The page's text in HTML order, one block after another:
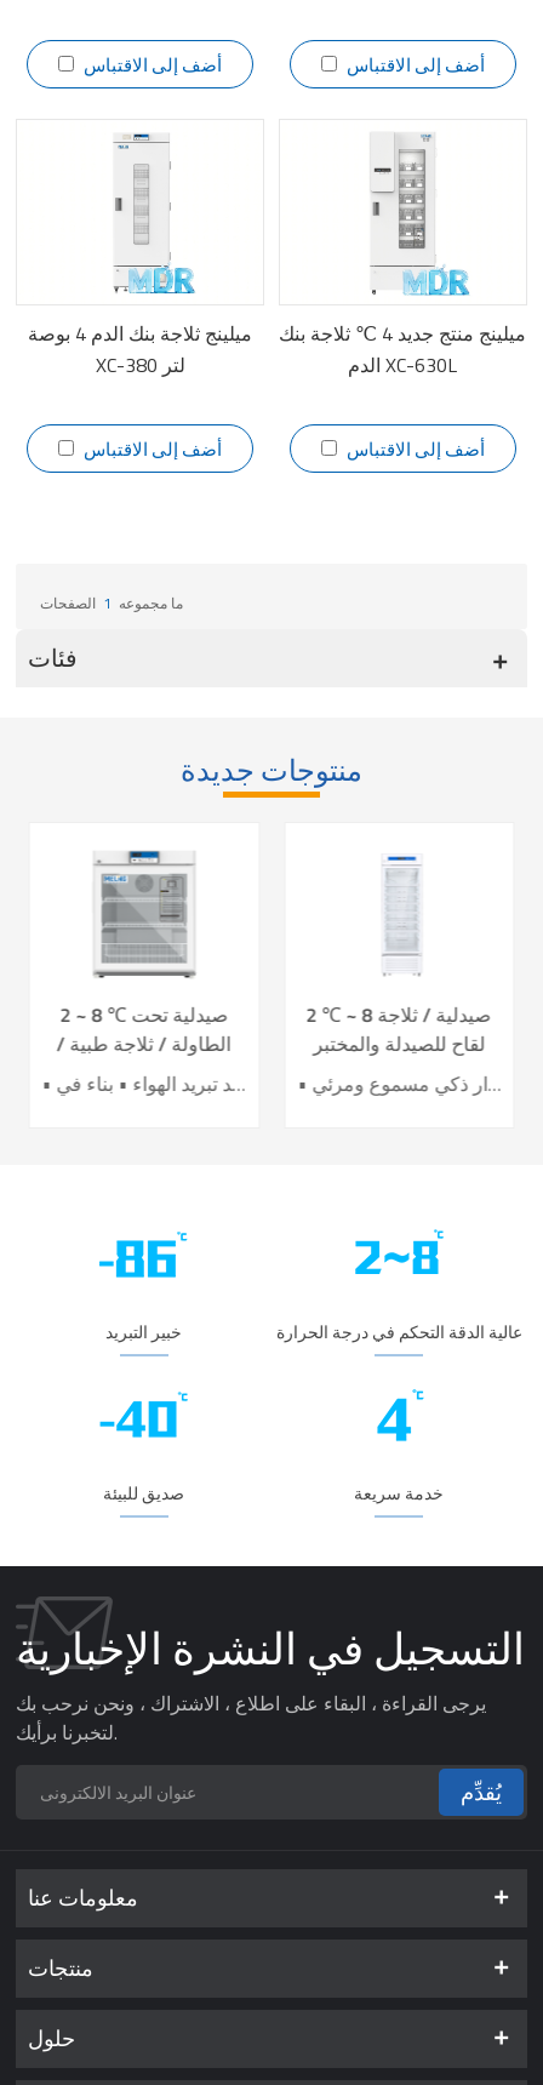
أضف إلى الاقتباس أضف إلى الاقتباس
ميلينج ثلاجة بنك الدم 4 بوصة
XC-380 لتر
أضف إلى الاقتباس
ميلينج منتج جديد 4 ℃ ثلاجة بنك
الدم XC-630L
أضف إلى الاقتباس
ما مجموعه 1 الصفحات
فئات
منتوجات جديدة
2 ~ 8 ℃ صيدلية تحت
الطاولة / ثلاجة طبية /
لقاح YC-130L
• نظام تحكم دقيق • نظام تبريد تبريد الهواء • بناء في USB datalogger • إنذارات سمعية وبصرية مثالية • تصميم عملية مريحة
2 ℃ ~ 8 صيدلية / ثلاجة
لقاح للصيدلة والمختبر
YC-395L
• أداء تبريد الهواء الرائد • تحسين كفاءة توفير الطاقة بنسبة 40٪ + • باب تسخين كهربائي لتأثير أفضل ضد التكثيف • 7 حساسات لدقة عالية للتحكم بدرجة الحرارة • نظام إنذار ذكي مسموع ومرئي
خبير التبريد عالية الدقة التحكم في درجة الحرارة
صديق للبيئة خدمة سريعة
التسجيل في النشرة الإخبارية
يرجى القراءة ، البقاء على اطلاع ، الاشتراك ، ونحن نرحب بك
لتخبرنا برأيك.
يُقدِّم
معلومات عنا
منتجات
حلول